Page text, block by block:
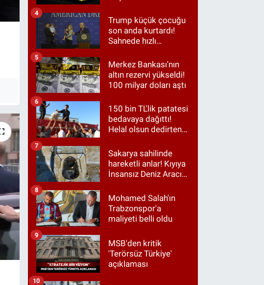
Trump küçük çocuğu
son anda kurtardı!
Sahnede hızlı
4
Merkez Bankası'nın
altın rezervi yükseldi!
100 milyar doları aştı
5
150 bin TL'lik patatesi
bedavaya dağıttı!
Helal olsun dedirten
6
Sakarya sahilinde
hareketli anlar! Kıyıya
İnsansız Deniz Aracı
7
Mohamed Salah'ın
Trabzonspor'a
maliyeti belli oldu
8
MSB'den kritik
'Terörsüz Türkiye'
açıklaması
9
10